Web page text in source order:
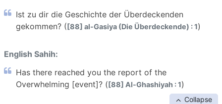
Ist zu dir die Geschichte der Überdeckenden
gekommen? ([88] al-Gasiya (Die Überdeckende) : 1)
English Sahih:
Has there reached you the report of the
Overwhelming [event]? ([88] Al-Ghashiyah : 1)
Collapse